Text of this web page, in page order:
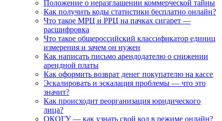
Положение о неразглашении коммерческой тайны
Как получить коды статистики бесплатно онлайн?
Что такое МРЦ и РРЦ на пачках сигарет —
расшифровка
Что такое общероссийский классификатор единиц
измерения и зачем он нужен
Как написать письмо арендодателю о снижении
арендной платы
Как оформить возврат денег покупателю на кассе
Эскалировать и эскалация проблемы — что это
значит?
Как происходит реорганизация юридического
лица?
ОКОГУ — как узнать свой код в режиме онлайн?